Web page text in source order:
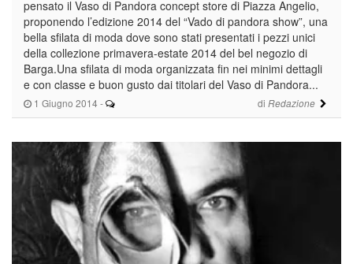
1 Giugno 2014 - di Redazione
pensato il Vaso di Pandora concept store di Piazza Angelio,
proponendo l’edizione 2014 del “Vado di pandora show”, una
bella sfilata di moda dove sono stati presentati i pezzi unici
della collezione primavera-estate 2014 del bel negozio di
Barga.Una sfilata di moda organizzata fin nei minimi dettagli
e con classe e buon gusto dai titolari del Vaso di Pandora...